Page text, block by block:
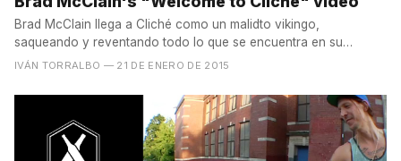
Brad McClain llega a Cliché como un malidto vikingo,
saqueando y reventando todo lo que se encuentra en su
camino. En...
IVÁN TORRALBO — 21 DE ENERO DE 2015